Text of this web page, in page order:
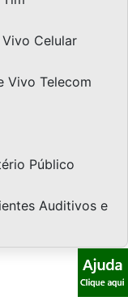
Celular
Vivo Telecom
Público
Auditivos e